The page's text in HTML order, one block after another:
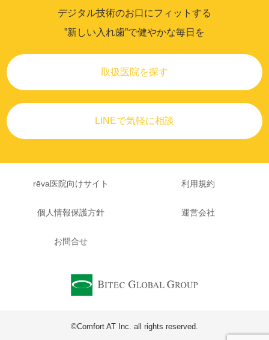
デジタル技術のお口にフィットする
”新しい入れ歯”で健やかな毎日を
取扱医院を探す
LINEで気軽に相談
rēva医院向けサイト 利用規約
個人情報保護方針 運営会社
お問合せ
©Comfort AT Inc. all rights reserved.